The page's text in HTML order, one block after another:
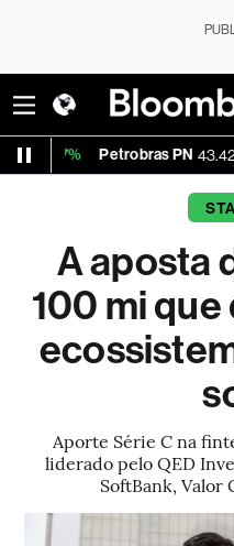
Petrobras PN 43.42 +1.35%
A aposta
100 mi
Aporte Série C na
liderado pelo QED
SoftBank, Valor